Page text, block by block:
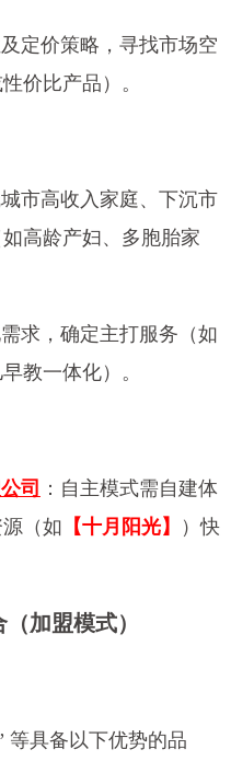
定价策略，寻找市场空
价比产品）。
市高收入家庭、下沉市
高龄产妇、多胞胎家
求，确定主打服务（如
教一体化）。
司
：自主模式需自建体
（如 【十月阳光】
）快
加盟模式）
等具备以下优势的品